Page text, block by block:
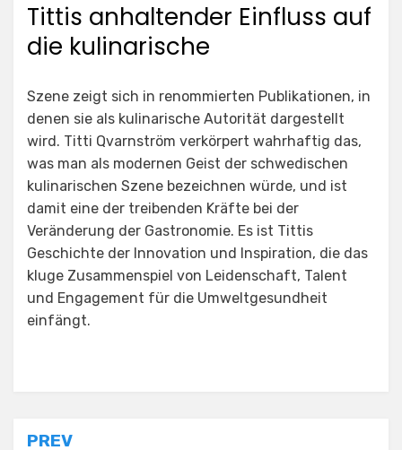
Tittis anhaltender Einfluss auf
die kulinarische
Szene zeigt sich in renommierten Publikationen, in
denen sie als kulinarische Autorität dargestellt
wird. Titti Qvarnström verkörpert wahrhaftig das,
was man als modernen Geist der schwedischen
kulinarischen Szene bezeichnen würde, und ist
damit eine der treibenden Kräfte bei der
Veränderung der Gastronomie. Es ist Tittis
Geschichte der Innovation und Inspiration, die das
kluge Zusammenspiel von Leidenschaft, Talent
und Engagement für die Umweltgesundheit
einfängt.
PREV